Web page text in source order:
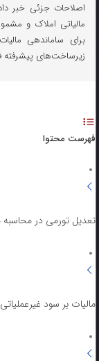
اصلاحات جزئی خبر
مالیاتی املاک و
برای ساماندهی
زیرساخت‌های پیشرفته
فهرست محتوا
تعدیل تورمی در محاسبه
مالیات بر سود